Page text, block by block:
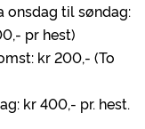
onsdag til søndag:
pr hest)
kr 200,- (To
kr 400,- pr. hest.